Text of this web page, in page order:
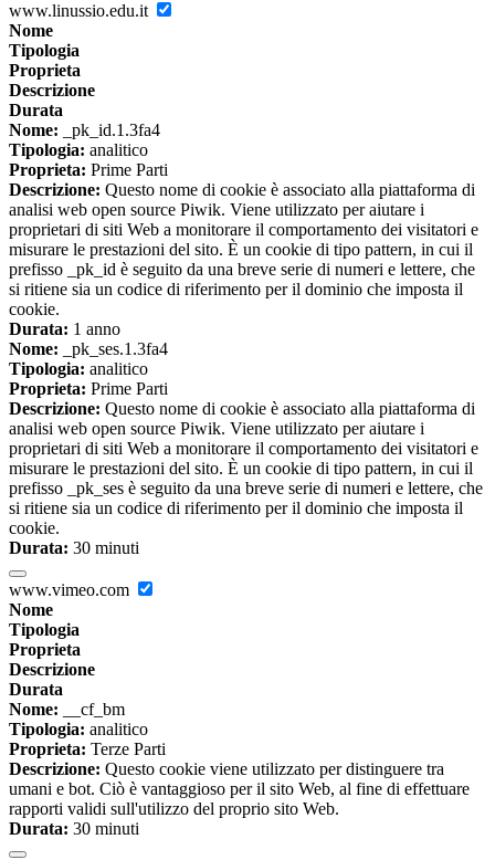
www.linussio.edu.it
Nome
Tipologia
Proprieta
Descrizione
Durata
Nome: _pk_id.1.3fa4
Tipologia: analitico
Proprieta: Prime Parti
Descrizione: Questo nome di cookie è associato alla piattaforma di
analisi web open source Piwik. Viene utilizzato per aiutare i
proprietari di siti Web a monitorare il comportamento dei visitatori e
misurare le prestazioni del sito. È un cookie di tipo pattern, in cui il
prefisso _pk_id è seguito da una breve serie di numeri e lettere, che
si ritiene sia un codice di riferimento per il dominio che imposta il
cookie.
Durata: 1 anno
Nome: _pk_ses.1.3fa4
Tipologia: analitico
Proprieta: Prime Parti
Descrizione: Questo nome di cookie è associato alla piattaforma di
analisi web open source Piwik. Viene utilizzato per aiutare i
proprietari di siti Web a monitorare il comportamento dei visitatori e
misurare le prestazioni del sito. È un cookie di tipo pattern, in cui il
prefisso _pk_ses è seguito da una breve serie di numeri e lettere, che
si ritiene sia un codice di riferimento per il dominio che imposta il
cookie.
Durata: 30 minuti
www.vimeo.com
Nome
Tipologia
Proprieta
Descrizione
Durata
Nome: __cf_bm
Tipologia: analitico
Proprieta: Terze Parti
Descrizione: Questo cookie viene utilizzato per distinguere tra
umani e bot. Ciò è vantaggioso per il sito Web, al fine di effettuare
rapporti validi sull'utilizzo del proprio sito Web.
Durata: 30 minuti